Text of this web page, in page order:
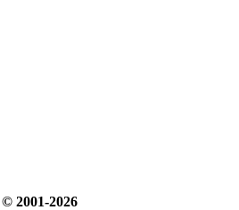
© 2001-2026